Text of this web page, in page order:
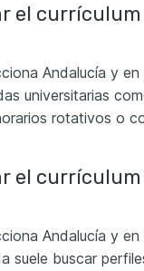
el
Andalucía y en
universitarias
rotativos o
el
Andalucía y en
suele buscar